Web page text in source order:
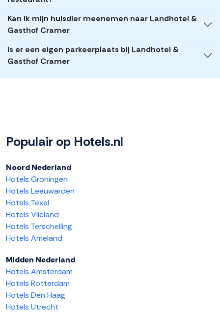
Kan ik mijn huisdier meenemen naar Landhotel &
Gasthof Cramer
Is er een eigen parkeerplaats bij Landhotel &
Gasthof Cramer
Populair op Hotels.nl
Noord Nederland
Hotels Groningen
Hotels Leeuwarden
Hotels Texel
Hotels Vlieland
Hotels Terschelling
Hotels Ameland
Midden Nederland
Hotels Amsterdam
Hotels Rotterdam
Hotels Den Haag
Hotels Utrecht